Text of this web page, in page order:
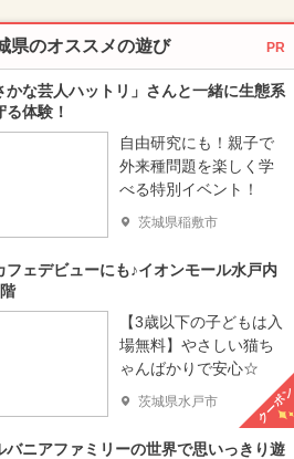
県のオススメの遊び PR
かな芸人ハットリ」さんと一緒に生態系
る体験！
自由研究にも！親子で
外来種問題を楽しく学
べる特別イベント！
茨城県稲敷市
フェデビューにも♪イオンモール水戸内
【3歳以下の子どもは入
場無料】やさしい猫ち
ゃんばかりで安心☆
茨城県水戸市 クーポン
バニアファミリーの世界で思いっきり遊